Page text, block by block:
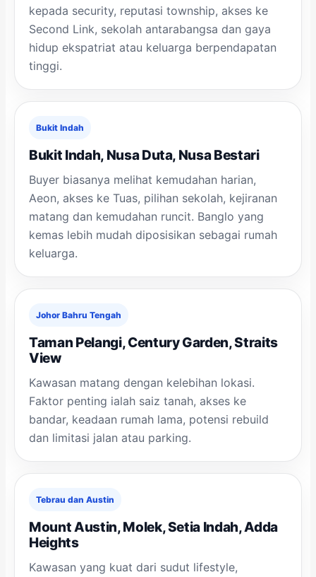
kepada security, reputasi township, akses ke
Second Link, sekolah antarabangsa dan gaya
hidup ekspatriat atau keluarga berpendapatan
tinggi.
Bukit Indah
Bukit Indah, Nusa Duta, Nusa Bestari
Buyer biasanya melihat kemudahan harian,
Aeon, akses ke Tuas, pilihan sekolah, kejiranan
matang dan kemudahan runcit. Banglo yang
kemas lebih mudah diposisikan sebagai rumah
keluarga.
Johor Bahru Tengah
Taman Pelangi, Century Garden, Straits
View
Kawasan matang dengan kelebihan lokasi.
Faktor penting ialah saiz tanah, akses ke
bandar, keadaan rumah lama, potensi rebuild
dan limitasi jalan atau parking.
Tebrau dan Austin
Mount Austin, Molek, Setia Indah, Adda
Heights
Kawasan yang kuat dari sudut lifestyle,